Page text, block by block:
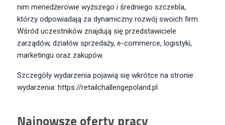
nim menedżerowie wyższego i średniego szczebla,
którzy odpowiadają za dynamiczny rozwój swoich firm.
Wśród uczestników znajdują się przedstawiciele
zarządów, działów sprzedaży, e-commerce, logistyki,
marketingu oraz zakupów.
Szczegóły wydarzenia pojawią się wkrótce na stronie
wydarzenia: https://retailchallengepoland.pl
Najnowsze oferty pracy
Specjalista/tka ds. Utrzymania Ruchu
W.Kruk
Key Account Manager Meble
Empik
Euro-net Sp. z o.o.